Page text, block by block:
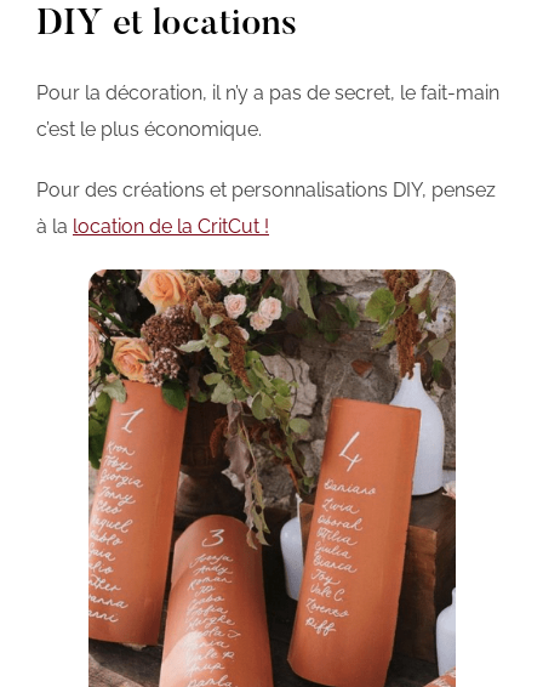
DIY et locations
Pour la décoration, il n’y a pas de secret, le fait-main
c’est le plus économique.
Pour des créations et personnalisations DIY, pensez
à la location de la CritCut !